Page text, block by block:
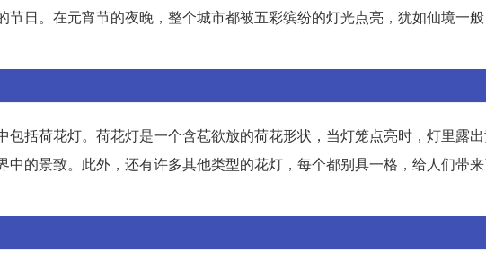
日。在元宵节的夜晚，整个城市都被五彩缤纷的灯光点亮，犹如仙境一
包括荷花灯。荷花灯是一个含苞欲放的荷花形状，当灯笼点亮时，灯里露
的景致。此外，还有许多其他类型的花灯，每个都别具一格，给人们带